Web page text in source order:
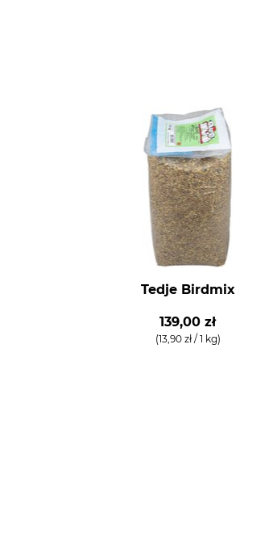
Tedje Birdmix
139,00 zł
(13,90 zł / 1 kg)